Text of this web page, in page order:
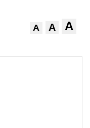
A A A